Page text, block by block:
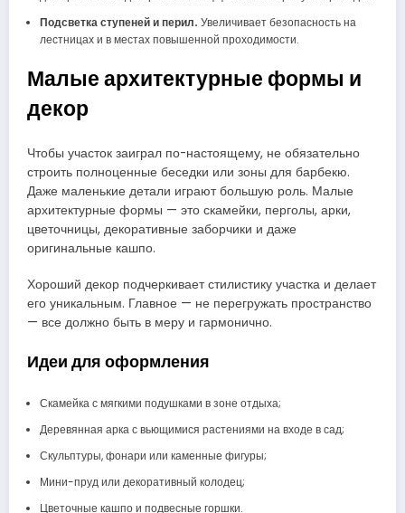
Подсветка ступеней и перил. Увеличивает безопасность на
лестницах и в местах повышенной проходимости.
Малые архитектурные формы и
декор
Чтобы участок заиграл по-настоящему, не обязательно
строить полноценные беседки или зоны для барбекю.
Даже маленькие детали играют большую роль. Малые
архитектурные формы — это скамейки, перголы, арки,
цветочницы, декоративные заборчики и даже
оригинальные кашпо.
Хороший декор подчеркивает стилистику участка и делает
его уникальным. Главное — не перегружать пространство
— все должно быть в меру и гармонично.
Идеи для оформления
Скамейка с мягкими подушками в зоне отдыха;
Деревянная арка с вьющимися растениями на входе в сад;
Скульптуры, фонари или каменные фигуры;
Мини-пруд или декоративный колодец;
Цветочные кашпо и подвесные горшки.